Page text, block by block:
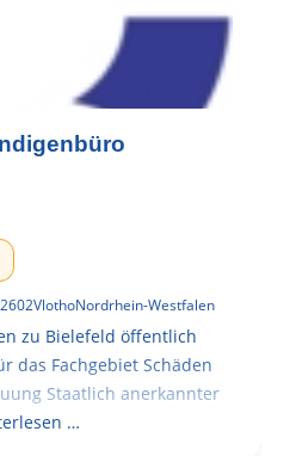
VlothoNordrhein-Westfalen
zu Bielefeld öffentlich
das Fachgebiet Schäden
Staatlich anerkannter
…